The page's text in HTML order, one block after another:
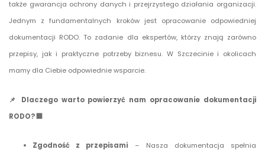
także gwarancja ochrony danych i przejrzystego działania organizacji.
Jednym z fundamentalnych kroków jest opracowanie odpowiedniej
dokumentacji RODO. To zadanie dla ekspertów, którzy znają zarówno
przepisy, jak i praktyczne potrzeby biznesu. W Szczecinie i okolicach
mamy dla Ciebie odpowiednie wsparcie.
📌
Dlaczego warto powierzyć nam opracowanie dokumentacji
RODO?🏢
Zgodność z przepisami – Nasza dokumentacja spełnia